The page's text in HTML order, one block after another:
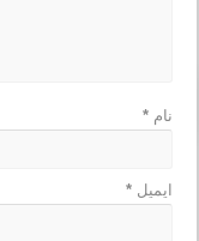
نام*
ایمیل*